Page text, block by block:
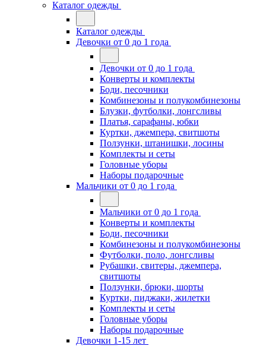
Каталог одежды
Каталог одежды
Девочки от 0 до 1 года
Девочки от 0 до 1 года
Конверты и комплекты
Боди, песочники
Комбинезоны и полукомбинезоны
Блузки, футболки, лонгсливы
Платья, сарафаны, юбки
Куртки, джемпера, свитшоты
Ползунки, штанишки, лосины
Комплекты и сеты
Головные уборы
Наборы подарочные
Мальчики от 0 до 1 года
Мальчики от 0 до 1 года
Конверты и комплекты
Боди, песочники
Комбинезоны и полукомбинезоны
Футболки, поло, лонгсливы
Рубашки, свитеры, джемпера,
свитшоты
Ползунки, брюки, шорты
Куртки, пиджаки, жилетки
Комплекты и сеты
Головные уборы
Наборы подарочные
Девочки 1-15 лет